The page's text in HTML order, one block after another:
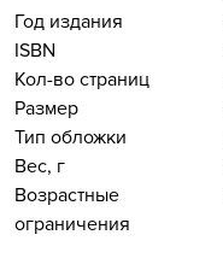
Год издания
ISBN
Кол-во страниц
Размер
Тип обложки
Вес, г
Возрастные
ограничения